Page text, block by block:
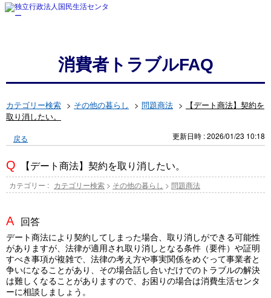
消費者トラブルFAQ
カテゴリー検索 > その他の暮らし > 問題商法 >
【デート商法】契約を
取り消したい。
戻る 更新日時 : 2026/01/23 10:18
【デート商法】契約を取り消したい。
カテゴリー : カテゴリー検索 > その他の暮らし > 問題商法
回答
デート商法により契約してしまった場合、取り消しができる可能性
がありますが、法律が適用され取り消しとなる条件（要件）や証明
すべき事項が複雑で、法律の考え方や事実関係をめぐって事業者と
争いになることがあり、その場合話し合いだけでのトラブルの解決
は難しくなることがありますので、お困りの場合は消費生活センタ
ーに相談しましょう。